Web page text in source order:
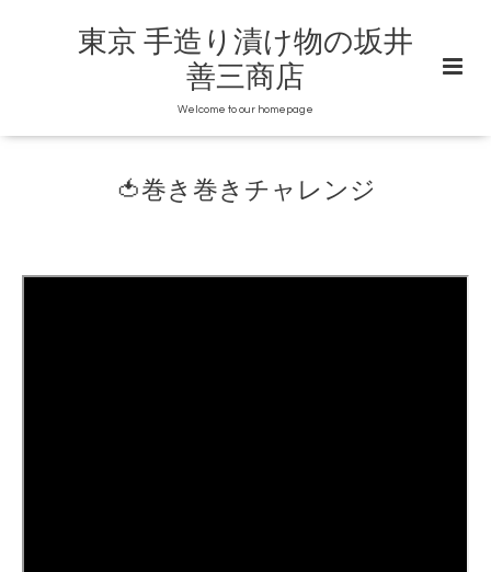
東京 手造り漬け物の坂井
善三商店
Welcome to our homepage
🍅巻き巻きチャレンジ